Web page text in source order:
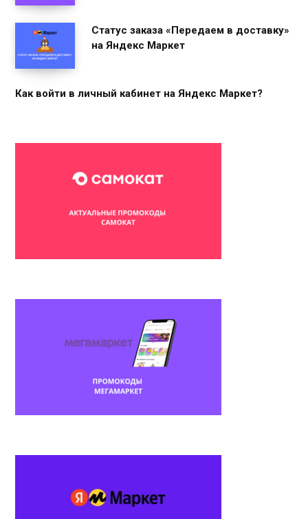
Статус заказа «Передаем в доставку»
на Яндекс Маркет
Как войти в личный кабинет на Яндекс Маркет?